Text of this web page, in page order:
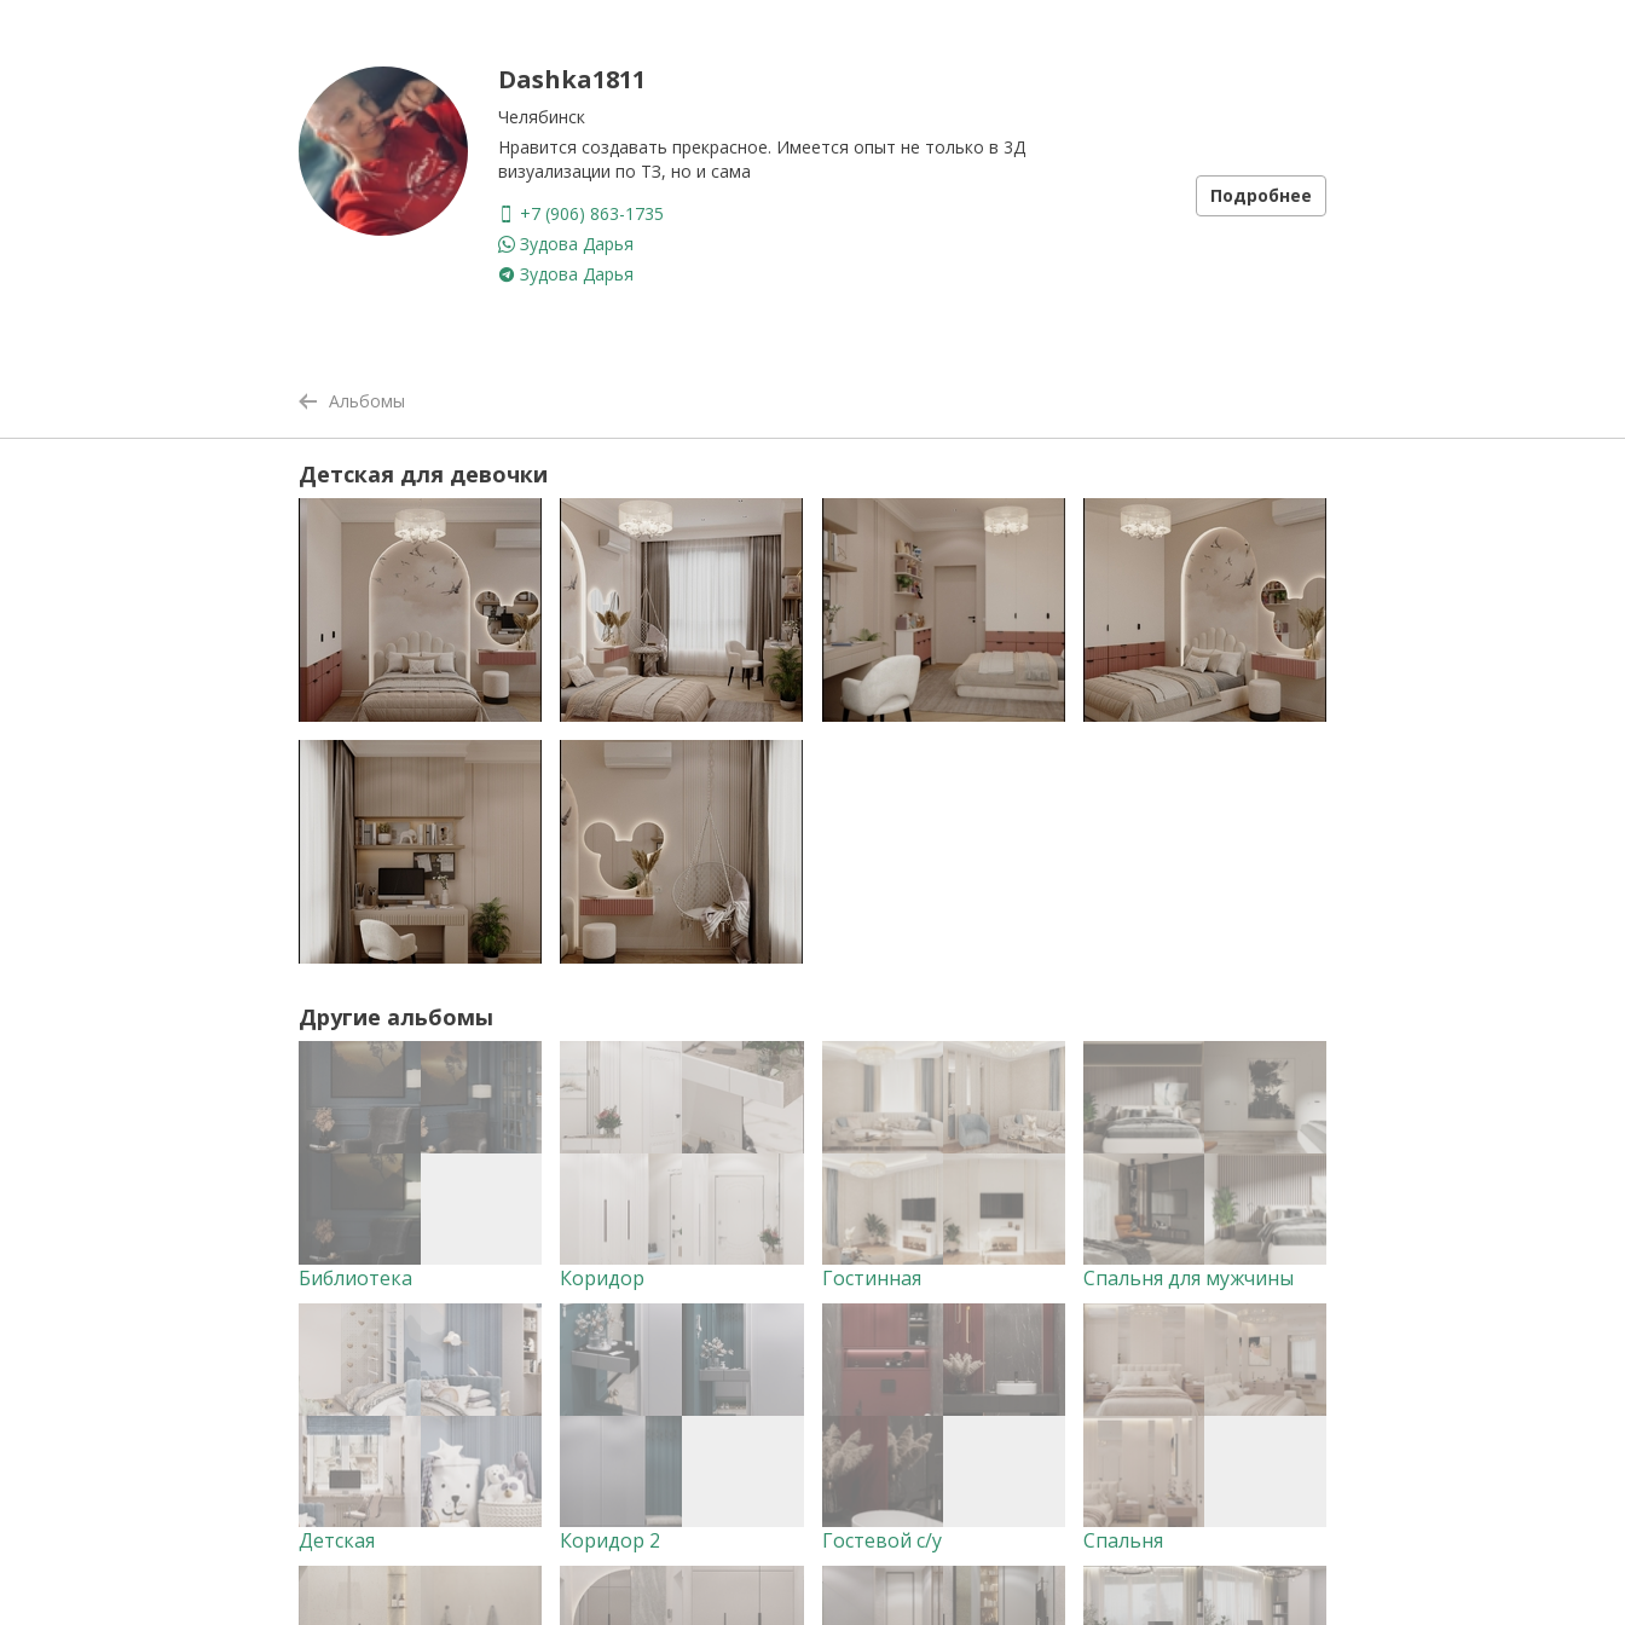
Dashka1811
Челябинск
Нравится создавать прекрасное. Имеется опыт не только в 3Д
визуализации по ТЗ, но и сама
+7 (906) 863-1735
Зудова Дарья
Зудова Дарья
Подробнее
Альбомы
Детская для девочки
Другие альбомы
Библиотека Коридор Гостинная Спальня для мужчины
Детская Коридор 2 Гостевой с/у Спальня